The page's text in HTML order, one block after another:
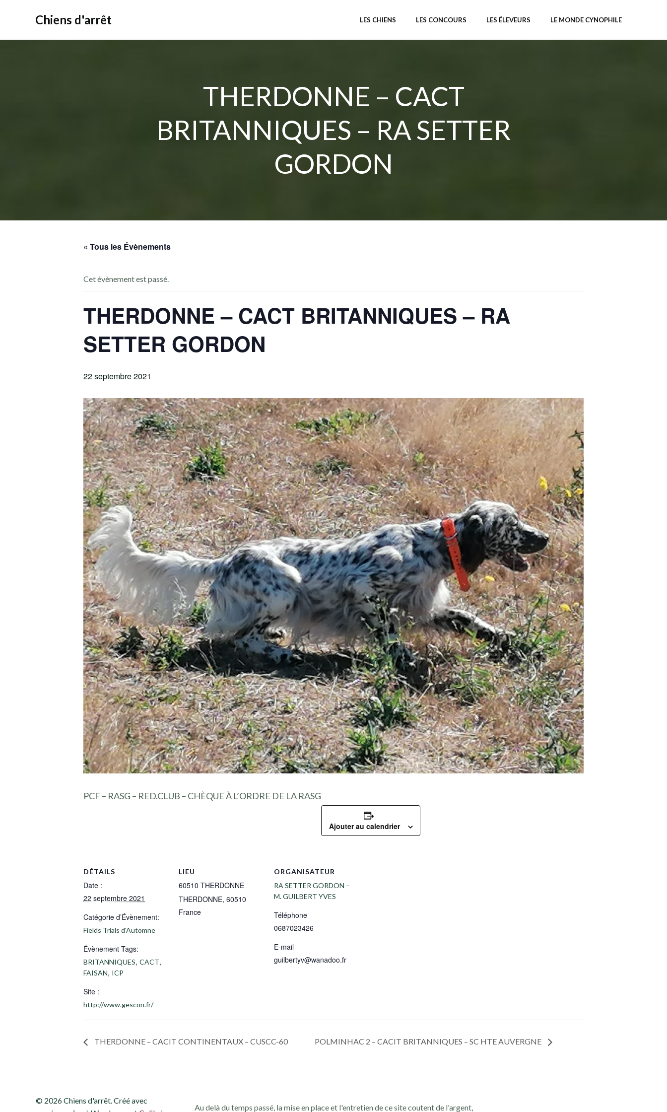
Chiens d'arrêt LES CHIENS LES CONCOURS LES ÉLEVEURS LE MONDE CYNOPHILE
THERDONNE – CACT
BRITANNIQUES – RA SETTER
GORDON
« Tous les Évènements
Cet évènement est passé.
THERDONNE – CACT BRITANNIQUES – RA
SETTER GORDON
22 septembre 2021
PCF – RASG – RED.CLUB – CHÈQUE À L’ORDRE DE LA RASG
Ajouter au calendrier
DÉTAILS
Date :
22 septembre 2021
Catégorie d’Évènement:
Fields Trials d'Automne
Évènement Tags:
BRITANNIQUES, CACT,
FAISAN, ICP
Site :
http://www.gescon.fr/
LIEU
60510 THERDONNE
THERDONNE, 60510
France
ORGANISATEUR
RA SETTER GORDON –
M. GUILBERT YVES
Téléphone
0687023426
E-mail
guilbertyv@wanadoo.fr
THERDONNE – CACIT CONTINENTAUX – CUSCC-60 POLMINHAC 2 – CACIT BRITANNIQUES – SC HTE AUVERGNE
© 2026 Chiens d'arrêt. Créé avec
Au delà du temps passé, la mise en place et l'entretien de ce site coutent de l'argent,